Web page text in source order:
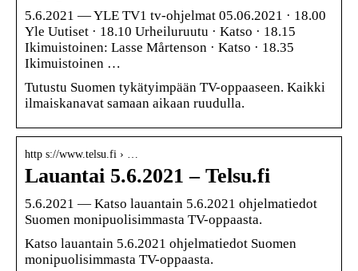
5.6.2021 — YLE TV1 tv-ohjelmat 05.06.2021 · 18.00
Yle Uutiset · 18.10 Urheiluruutu · Katso · 18.15
Ikimuistoinen: Lasse Mårtenson · Katso · 18.35
Ikimuistoinen …
Tutustu Suomen tykätyimpään TV-oppaaseen. Kaikki
ilmaiskanavat samaan aikaan ruudulla.
http s://www.telsu.fi › …
Lauantai 5.6.2021 – Telsu.fi
5.6.2021 — Katso lauantain 5.6.2021 ohjelmatiedot
Suomen monipuolisimmasta TV-oppaasta.
Katso lauantain 5.6.2021 ohjelmatiedot Suomen
monipuolisimmasta TV-oppaasta.